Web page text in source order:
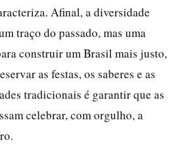
Afinal, a diversidade
traço do passado, mas uma
construir um Brasil mais justo,
as festas, os saberes e as
tradicionais é garantir que as
celebrar, com orgulho, a